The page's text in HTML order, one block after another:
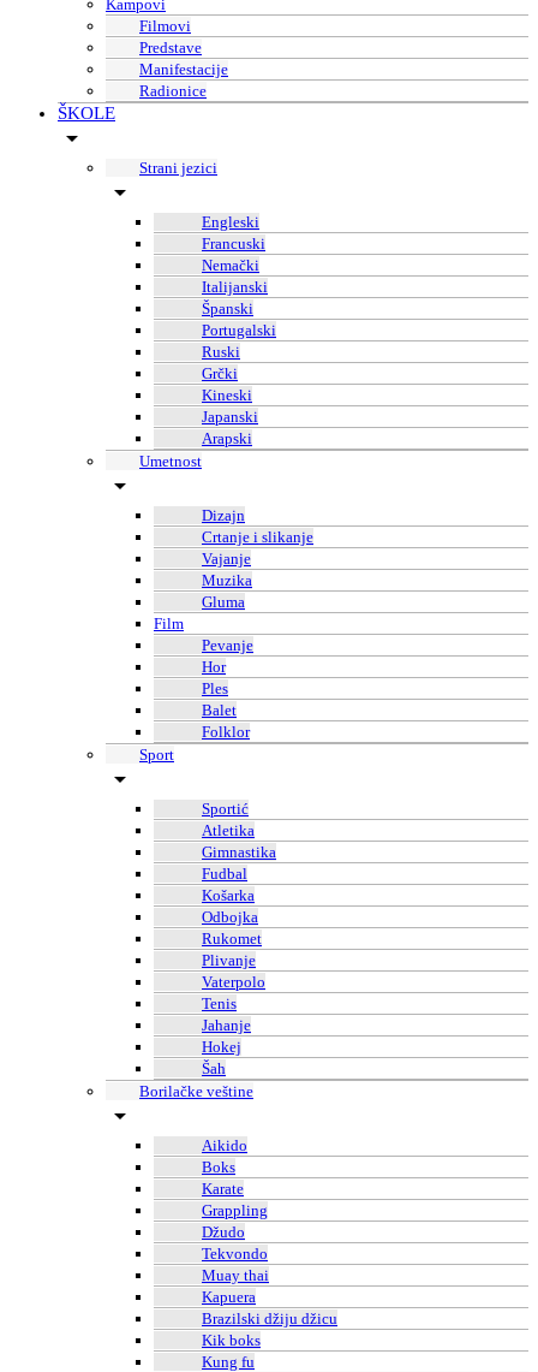
Kampovi
Filmovi
Predstave
Manifestacije
Radionice
ŠKOLE
Strani jezici
Engleski
Francuski
Nemački
Italijanski
Španski
Portugalski
Ruski
Grčki
Kineski
Japanski
Arapski
Umetnost
Dizajn
Crtanje i slikanje
Vajanje
Muzika
Gluma
Film
Pevanje
Hor
Ples
Balet
Folklor
Sport
Sportić
Atletika
Gimnastika
Fudbal
Košarka
Odbojka
Rukomet
Plivanje
Vaterpolo
Tenis
Jahanje
Hokej
Šah
Borilačke veštine
Aikido
Boks
Karate
Grappling
Džudo
Tekvondo
Muay thai
Kapuera
Brazilski džiju džicu
Kik boks
Kung fu